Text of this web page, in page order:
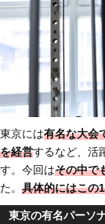
東京には有名な大会
を経営するなど、活
す。今回はその中で
た。 具体的にはこの
東京の有名パーソ